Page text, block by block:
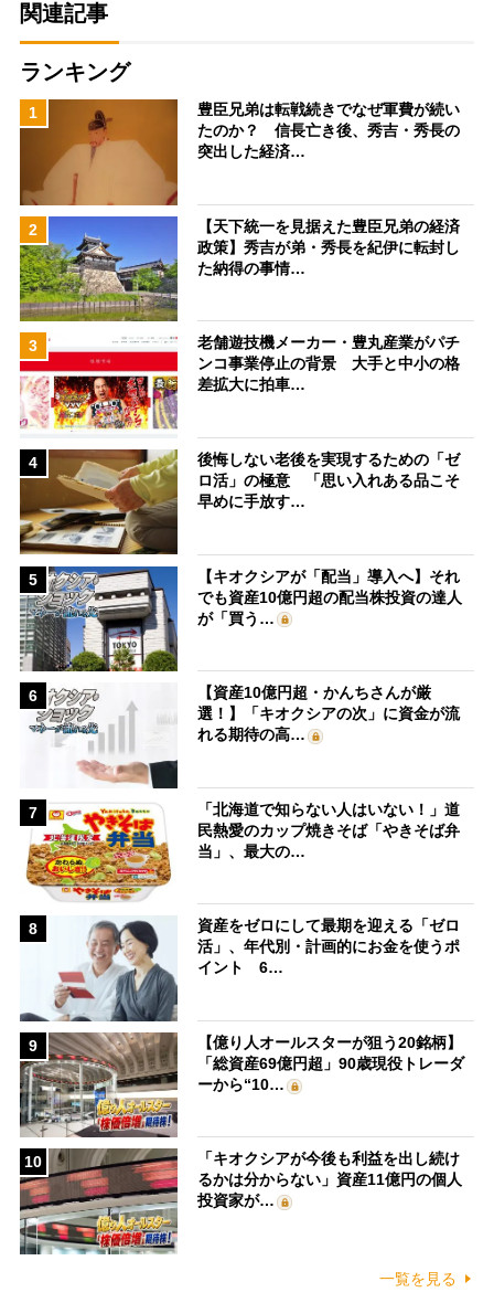
関連記事
ランキング
1
豊臣兄弟は転戦続きでなぜ軍費が続い
たのか？ 信長亡き後、秀吉・秀長の
突出した経済…
2
【天下統一を見据えた豊臣兄弟の経済
政策】秀吉が弟・秀長を紀伊に転封し
た納得の事情…
3
老舗遊技機メーカー・豊丸産業がパチ
ンコ事業停止の背景 大手と中小の格
差拡大に拍車…
4
後悔しない老後を実現するための「ゼ
ロ活」の極意 「思い入れある品こそ
早めに手放す…
5
【キオクシアが「配当」導入へ】それ
でも資産10億円超の配当株投資の達人
が「買う…
6
【資産10億円超・かんちさんが厳
選！】「キオクシアの次」に資金が流
れる期待の高…
7
「北海道で知らない人はいない！」道
民熱愛のカップ焼きそば「やきそば弁
当」、最大の…
8
資産をゼロにして最期を迎える「ゼロ
活」、年代別・計画的にお金を使うポ
イント 6…
9
【億り人オールスターが狙う20銘柄】
「総資産69億円超」90歳現役トレーダ
ーから“10…
10
「キオクシアが今後も利益を出し続け
るかは分からない」資産11億円の個人
投資家が…
一覧を見る